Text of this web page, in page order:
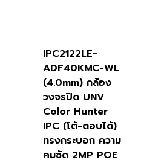
IPC2122LE-
ADF40KMC-WL
(4.0mm) กล้อง
วงจรปิด UNV
Color Hunter
IPC (โต้-ตอบได้)
ทรงกระบอก ความ
คมชัด 2MP POE